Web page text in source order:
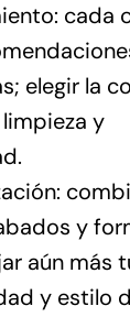
cada
elegir la
y
y
aún más
y estilo